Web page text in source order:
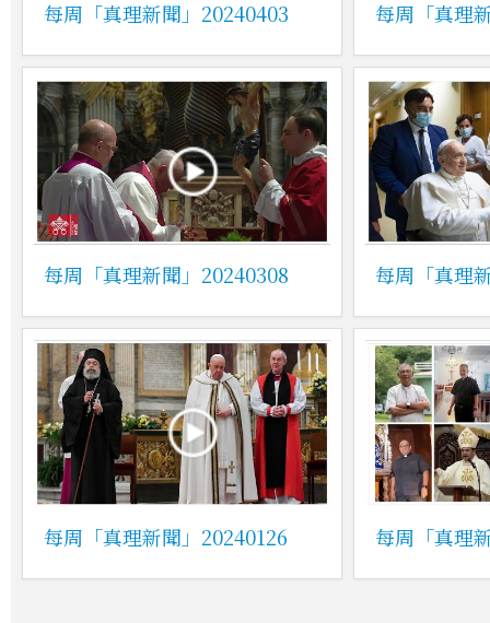
每周「真理新聞」20240403 每周「真理
每周「真理新聞」20240308 每周「真理
每周「真理新聞」20240126 每周「真理